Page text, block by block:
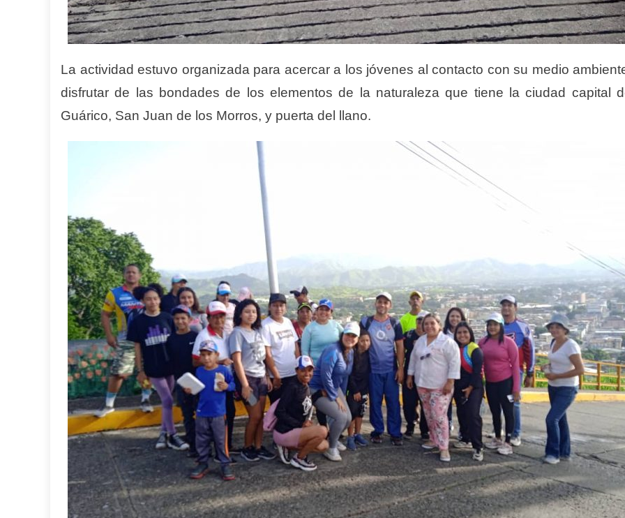
La actividad estuvo organizada para acercar a los jóvenes al contacto con su medio
disfrutar de las bondades de los elementos de la naturaleza que tiene la ciudad capital
Guárico, San Juan de los Morros, y puerta del
llano.